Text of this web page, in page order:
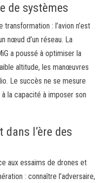
de systèmes
: l’avion n’est
nœud d’un réseau. La
a poussé à optimiser la
altitude, les manœuvres
Le succès ne se mesure
la capacité à imposer son
l’ère des
aux essaims de drones et
: connaître l’adversaire,